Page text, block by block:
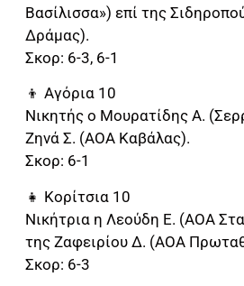
Βασίλισσα») επί της
Δράμας).
Σκορ: 6-3, 6-1
👦 Αγόρια 10
Νικητής ο Μουρατίδης Α.
Ζηνά Σ. (ΑΟΑ Καβάλας).
Σκορ: 6-1
👧 Κορίτσια 10
Νικήτρια η Λεούδη Ε. (ΑΟΑ
της Ζαφειρίου Δ. (ΑΟΑ
Σκορ: 6-3